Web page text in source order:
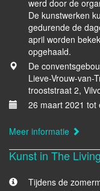
werd door de
De kunstwerken
gedurende de
april worden
opgehaald.
De
Lieve-Vrouw-van-
trooststraat 2,
26 maart 2021 tot
Meer informatie
Kunst in The
Tijdens de